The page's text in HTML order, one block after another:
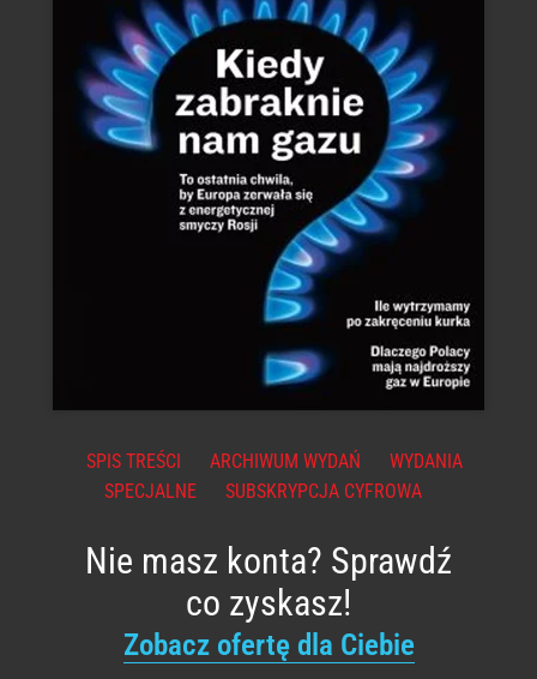
SPIS TREŚCI ARCHIWUM WYDAŃ
WYDANIA
SPECJALNE
SUBSKRYPCJA CYFROWA
Nie masz konta? Sprawdź
co zyskasz!
Zobacz ofertę dla Ciebie